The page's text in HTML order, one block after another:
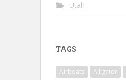
Utah
TAGS
Airboats Alligator